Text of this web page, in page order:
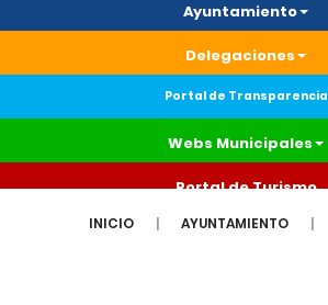
Ayuntamiento
Delegaciones
Portal de Transparencia
Webs Municipales
Portal de Turismo
INICIO AYUNTAMIENTO